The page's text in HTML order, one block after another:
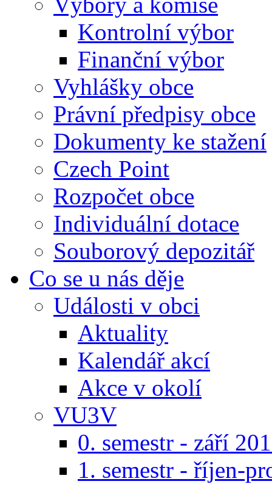
Kontrolní výbor
Finanční výbor
Vyhlášky obce
Právní předpisy obce
Dokumenty ke stažení
Czech Point
Rozpočet obce
Individuální dotace
Souborový depozitář
Co se u nás děje
Události v obci
Aktuality
Kalendář akcí
Akce v okolí
VU3V
0. semestr - září
1. semestr - říjen-